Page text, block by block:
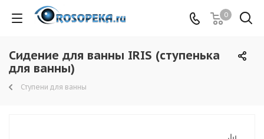
0
Сидение для ванны IRIS (ступенька
для ванны)
Ступени для ванны